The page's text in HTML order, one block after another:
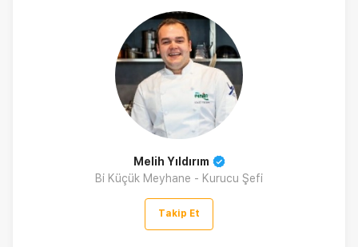
Melih Yıldırım
Bi Küçük Meyhane - Kurucu Şefi
Takip Et